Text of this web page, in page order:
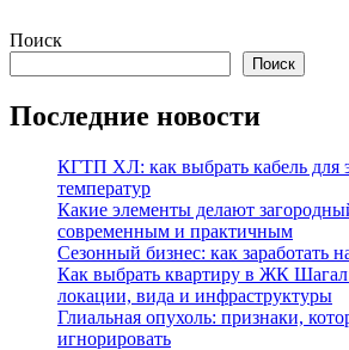
Поиск
Поиск
Последние новости
КГТП ХЛ: как выбрать кабель для
температур
Какие элементы делают
современным и практичным
Сезонный бизнес: как заработать
Как выбрать квартиру в ЖК
локации, вида и инфраструктуры
Глиальная опухоль: признаки,
игнорировать